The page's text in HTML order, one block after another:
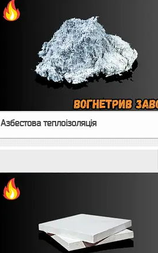
Азбестова теплоізоляція